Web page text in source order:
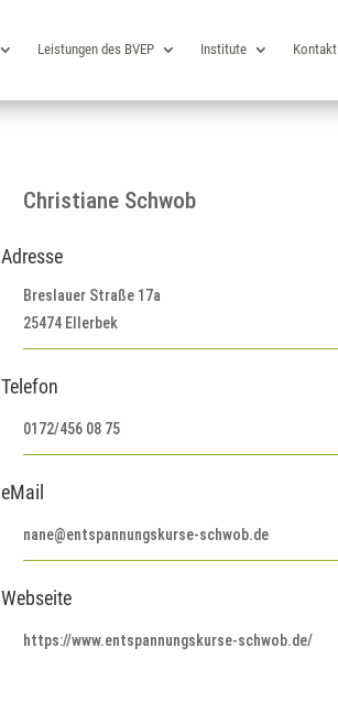
Leistungen des BVEP Institute Kontakt
Christiane Schwob
Adresse
Breslauer Straße 17a
25474 Ellerbek
Telefon
0172/456 08 75
eMail
nane@entspannungskurse-schwob.de
Webseite
https://www.entspannungskurse-schwob.de/